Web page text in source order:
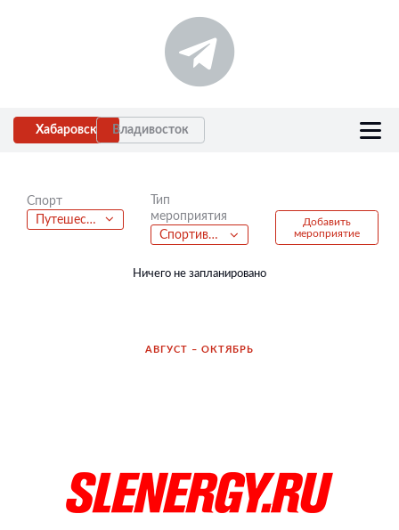
Хабаровск Владивосток
Спорт
Путешествия
Тип
мероприятия
Спортивно-развлекательная вечеринка
Добавить
мероприятие
Ничего не запланировано
АВГУСТ – ОКТЯБРЬ